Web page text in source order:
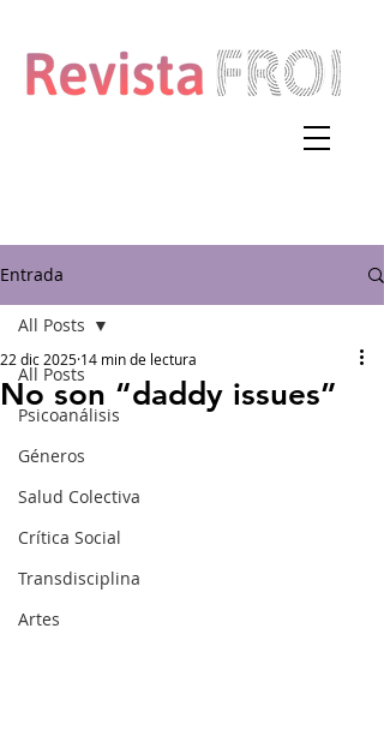
Entrada
All Posts
Psicoanálisis
Géneros
Salud Colectiva
Crítica Social
Transdisciplina
Artes
All Posts
No son “daddy issues”
22 dic 2025 14 min de lectura